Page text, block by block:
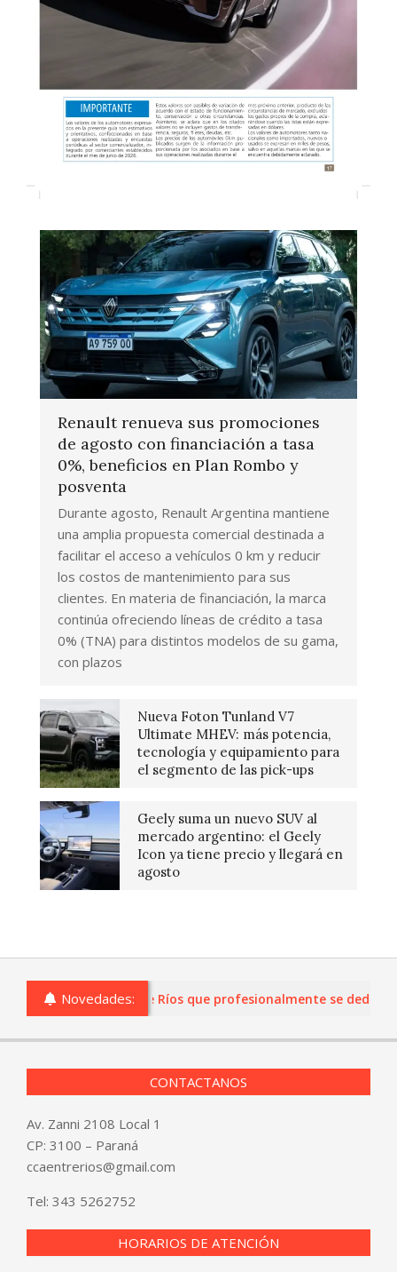
Renault renueva sus promociones
de agosto con financiación a tasa
0%, beneficios en Plan Rombo y
posventa
Durante agosto, Renault Argentina mantiene
una amplia propuesta comercial destinada a
facilitar el acceso a vehículos 0 km y reducir
los costos de mantenimiento para sus
clientes. En materia de financiación, la marca
continúa ofreciendo líneas de crédito a tasa
0% (TNA) para distintos modelos de su gama,
con plazos
Nueva Foton Tunland V7
Ultimate MHEV: más potencia,
tecnología y equipamiento para
el segmento de las pick-ups
Geely suma un nuevo SUV al
mercado argentino: el Geely
Icon ya tiene precio y llegará en
agosto
Novedades:
o comercios de Entre Ríos que profesionalmente se
CONTACTANOS
Av. Zanni 2108 Local 1
CP: 3100 – Paraná
ccaentrerios@gmail.com
Tel: 343 5262752
HORARIOS DE ATENCIÓN